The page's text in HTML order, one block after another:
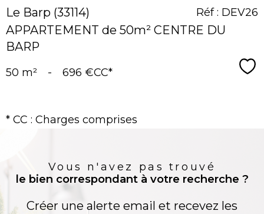
Le Barp (33114)
APPARTEMENT de 50m² CENTRE DU
BARP
Réf : DEV26
50 m² - 696 €CC*
* CC : Charges comprises
Vous n'avez pas trouvé
le bien correspondant à votre recherche ?
Créer une alerte email et recevez les